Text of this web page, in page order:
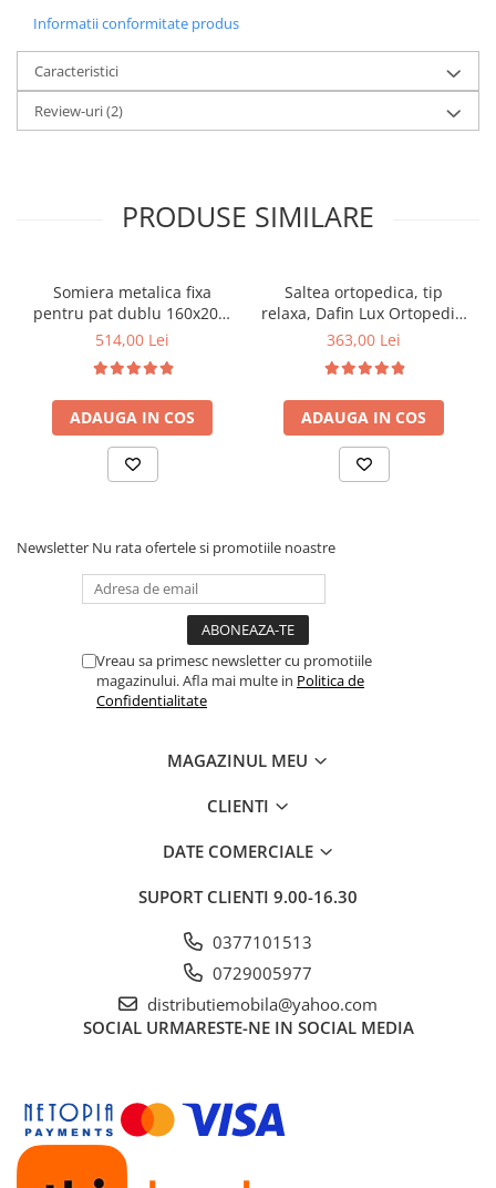
Informatii conformitate produs
Caracteristici
Review-uri(2)
PRODUSE SIMILARE
Somiera metalica fixa
pentru pat dublu 160x200,
6 picioare, 32 lamele lemn
saltea ferm, negru
514,00 Lei
ADAUGA IN COS
Saltea ortopedica, tip
relaxa, Dafin Lux Ortopedic,
90x200x21cm, fermitate
tip Bonell, fata vara-iarna,
sistem de aerisire cu
butoni, Salt Confort
363,00 Lei
ADAUGA IN COS
Newsletter Nu rata ofertele si promotiile noastre
Vreau sa primesc newsletter cu promotiile
magazinului. Afla mai multe in Politica de
Confidentialitate
MAGAZINUL MEU
CLIENTI
DATE COMERCIALE
SUPORT CLIENTI 9.00-16.30
0377101513
0729005977
distributiemobila@yahoo.com
SOCIAL URMARESTE-NE IN SOCIAL MEDIA